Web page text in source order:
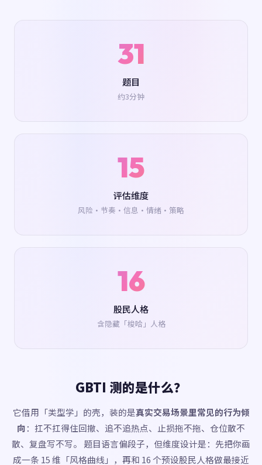
31
题目
约3分钟
15
评估维度
风险·节奏·信息·情绪·策略
16
股民人格
含隐藏「梭哈」人格
GBTI 测的是什么？
它借用「类型学」的壳，装的是真实交易场景里常见的行为倾
向：扛不扛得住回撤、追不追热点、止损拖不拖、仓位散不
散、复盘写不写。 题目语言偏段子，但维度设计是：先把你画
成一条 15 维「风格曲线」，再和 16 个预设股民人格做最接近